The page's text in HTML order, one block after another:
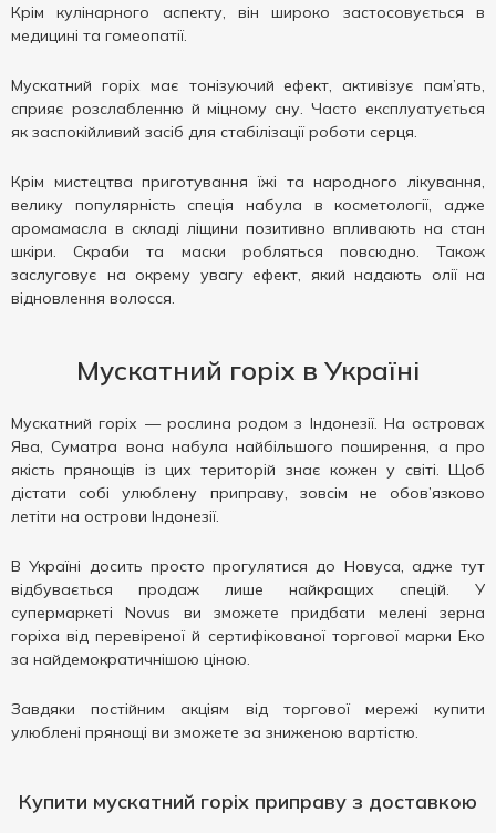
Крім кулінарного аспекту, він широко застосовується в
медицині та гомеопатії.
Мускатний горіх має тонізуючий ефект, активізує пам’ять,
сприяє розслабленню й міцному сну. Часто експлуатується
як заспокійливий засіб для стабілізації роботи серця.
Крім мистецтва приготування їжі та народного лікування,
велику популярність спеція набула в косметології, адже
аромамасла в складі ліщини позитивно впливають на стан
шкіри. Скраби та маски робляться повсюдно. Також
заслуговує на окрему увагу ефект, який надають олії на
відновлення волосся.
Мускатний горіх в Україні
Мускатний горіх — рослина родом з Індонезії. На островах
Ява, Суматра вона набула найбільшого поширення, а про
якість прянощів із цих територій знає кожен у світі. Щоб
дістати собі улюблену приправу, зовсім не обов’язково
летіти на острови Індонезії.
В Україні досить просто прогулятися до Новуса, адже тут
відбувається продаж лише найкращих спецій. У
супермаркеті Novus ви зможете придбати мелені зерна
горіха від перевіреної й сертифікованої торгової марки Еко
за найдемократичнішою ціною.
Завдяки постійним акціям від торгової мережі купити
улюблені прянощі ви зможете за зниженою вартістю.
Купити мускатний горіх приправу з доставкою